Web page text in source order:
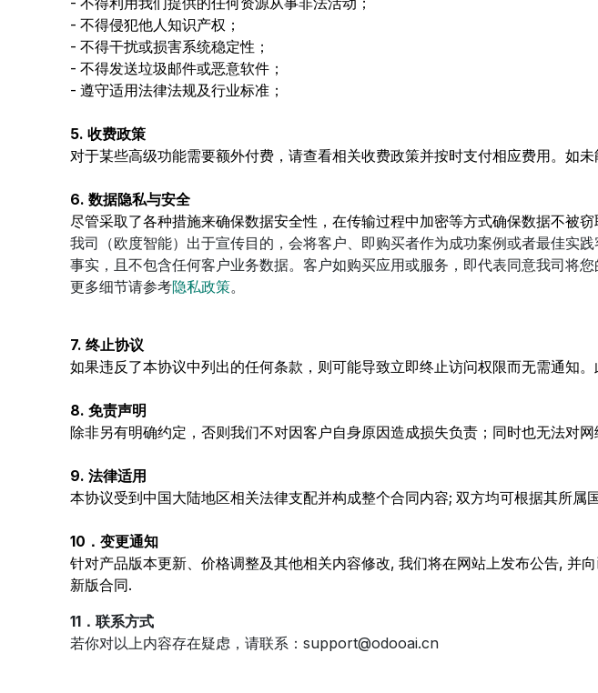
- 不得利用我们提供的任何资源从事非法活动；
- 不得侵犯他人知识产权；
- 不得干扰或损害系统稳定性；
- 不得发送垃圾邮件或恶意软件；
- 遵守适用法律法规及行业标准；
5. 收费政策
对于某些高级功能需要额外付费，请查看相关收费政策并按时支付相应费用。如
6. 数据隐私与安全
尽管采取了各种措施来确保数据安全性，在传输过程中加密等方式确保数据不被
我司（欧度智能）出于宣传目的，会将客户、即购买者作为成功案例或者最佳实
事实，且不包含任何客户业务数据。客户如购买应用或服务，即代表同意我司将您
更多细节请参考隐私政策。
7. 终止协议
如果违反了本协议中列出的任何条款，则可能导致立即终止访问权限而无需通知
8. 免责声明
除非另有明确约定，否则我们不对因客户自身原因造成损失负责；同时也无法对
9. 法律适用
本协议受到中国大陆地区相关法律支配并构成整个合同内容; 双方均可根据其所属
10．变更通知
针对产品版本更新、价格调整及其他相关内容修改, 我们将在网站上发布公告, 并
新版合同.
11．联系方式
若你对以上内容存在疑虑，请联系：support@odooai.cn